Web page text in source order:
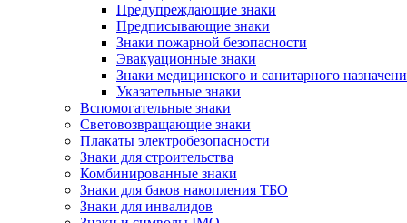
Предупреждающие знаки
Предписывающие знаки
Знаки пожарной безопасности
Эвакуационные знаки
Знаки медицинского и санитарного
Указательные знаки
Вспомогательные знаки
Световозвращающие знаки
Плакаты электробезопасности
Знаки для строительства
Комбинированные знаки
Знаки для баков накопления ТБО
Знаки для инвалидов